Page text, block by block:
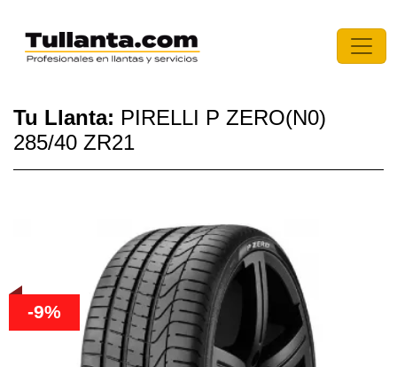
Tu Llanta: PIRELLI P ZERO(N0)
285/40 ZR21
-9%